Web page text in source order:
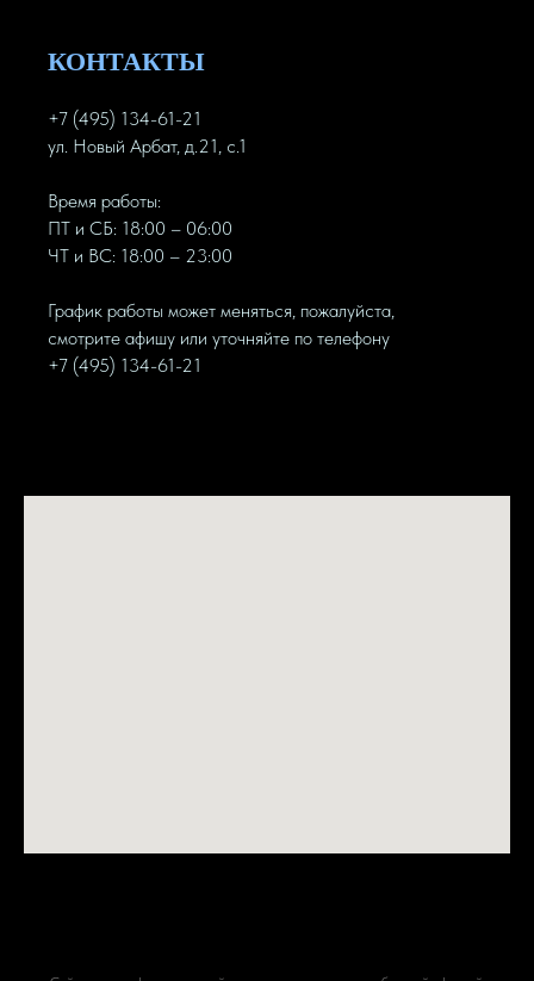
КОНТАКТЫ
+7 (495) 134-61-21
ул. Новый Арбат, д.21, с.1
Время работы:
ПТ и СБ: 18:00 – 06:00
ЧТ и ВС: 18:00 – 23:00
График работы может меняться, пожалуйста,
смотрите афишу или уточняйте по телефону
+7 (495) 134-61-21